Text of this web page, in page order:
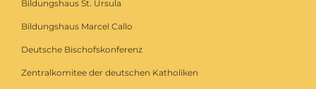
Bildungshaus St. Ursula
Bildungshaus Marcel Callo
Deutsche Bischofskonferenz
Zentralkomitee der deutschen Katholiken